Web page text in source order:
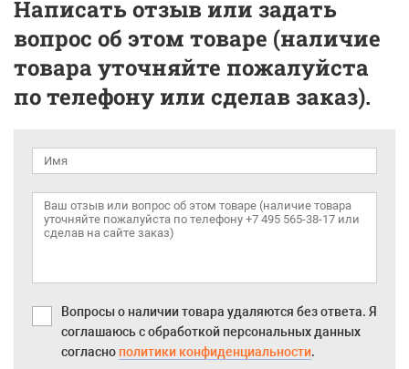
Написать отзыв или задать
вопрос об этом товаре (наличие
товара уточняйте пожалуйста
по телефону или сделав заказ).
Вопросы о наличии товара удаляются без ответа. Я
соглашаюсь с обработкой персональных данных
согласно политики конфиденциальности.